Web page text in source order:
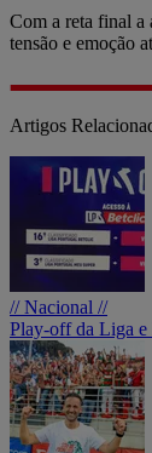
Com a reta final a
tensão e emoção
Artigos
// Nacional //
Play-off da Liga